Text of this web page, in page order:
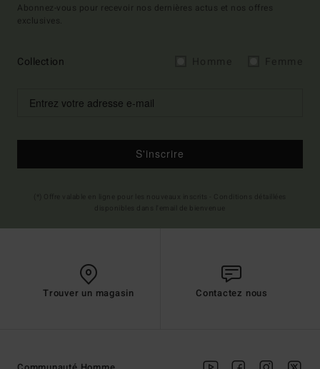
Abonnez-vous pour recevoir nos dernières actus et nos offres
exclusives.
Collection
S'inscrire
Trouver un magasin Contactez nous